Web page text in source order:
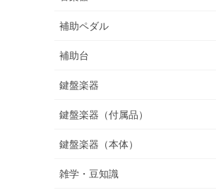
補助ペダル
補助台
鍵盤楽器
鍵盤楽器（付属品）
鍵盤楽器（本体）
雑学・豆知識